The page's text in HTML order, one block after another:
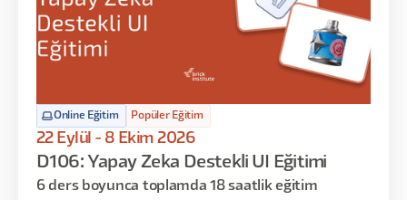
Online Eğitim Popüler Eğitim
22 Eylül - 8 Ekim 2026
D106: Yapay Zeka Destekli UI Eğitimi
6 ders boyunca toplamda 18 saatlik eğitim